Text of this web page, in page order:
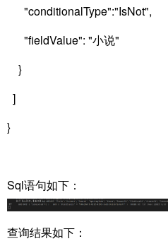
"conditionalType":"IsNot",
"fieldValue": "小说"
}
]
}
Sql语句如下：
查询结果如下：